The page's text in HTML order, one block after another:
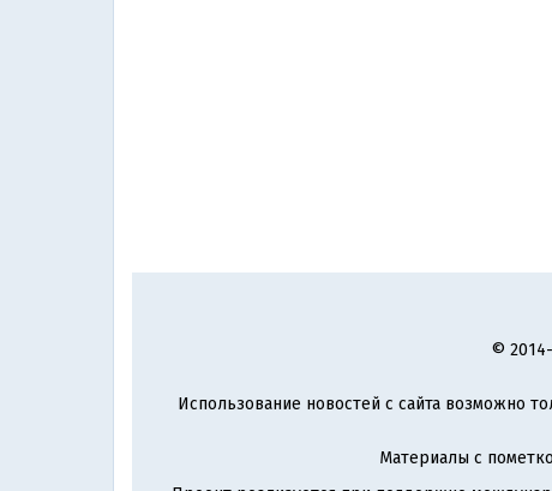
©
Использование новостей с сайта возможно
Материалы с